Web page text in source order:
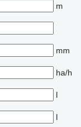
m
mm
ha/h
l
l